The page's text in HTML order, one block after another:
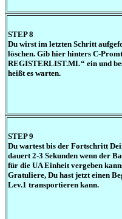
STEP 8
Du wirst im letzten Schritt
löschen. Gib hier hinters C-
REGISTERLIST.ML“ ein und
heißt es warten.
STEP 9
Du wartest bis der Fortschritt
dauert 2-3 Sekunden wenn der
für die UA Einheit vergeben
Gratuliere, Du hast jetzt einen
Lev.1 transportieren kann.